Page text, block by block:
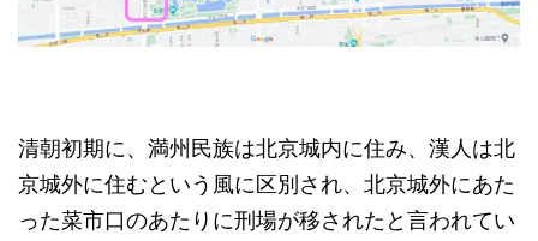
清朝初期に、満州民族は北京城内に住み、漢人は北
京城外に住むという風に区別され、北京城外にあた
った菜市口のあたりに刑場が移されたと言われてい